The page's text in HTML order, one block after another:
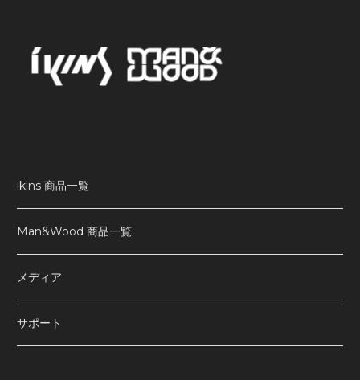
ikins 商品一覧
Man&Wood 商品一覧
メディア
サポート